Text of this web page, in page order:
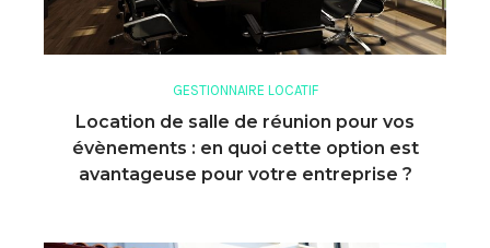
GESTIONNAIRE LOCATIF
Location de salle de réunion pour vos
évènements : en quoi cette option est
avantageuse pour votre entreprise ?